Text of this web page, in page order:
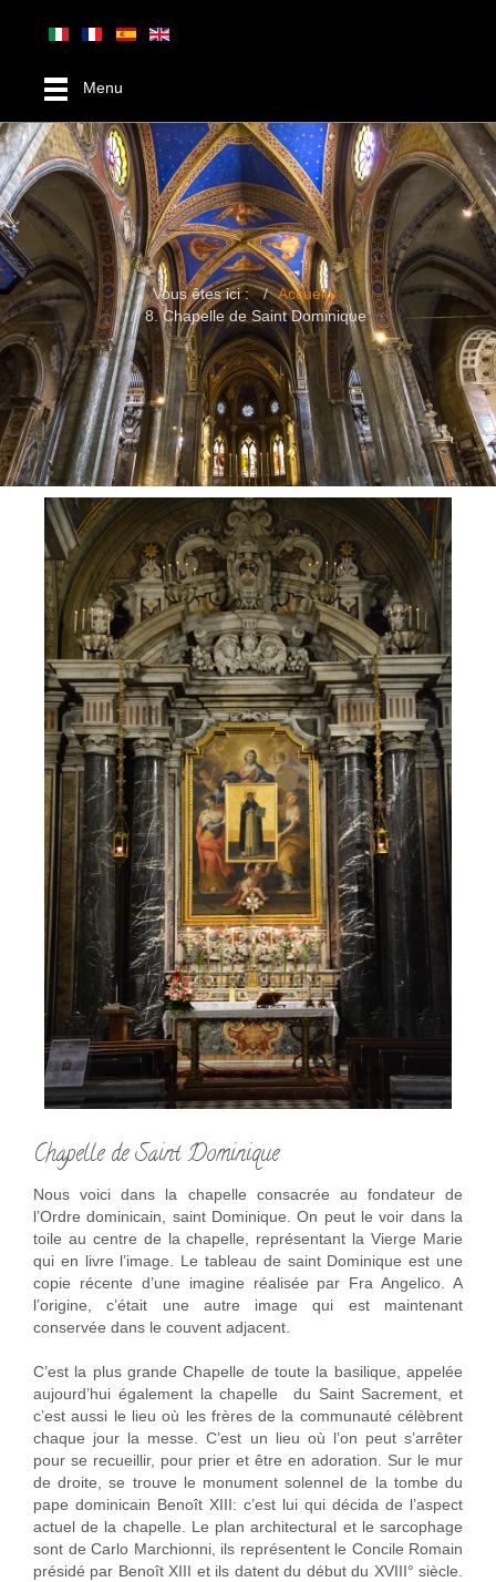
Menu
Vous êtes ici :
Accueil
8. Chapelle de Saint Dominique
Chapelle de Saint Dominique
Nous voici dans la chapelle consacrée au fondateur de
l’Ordre dominicain, saint Dominique. On peut le voir dans la
toile au centre de la chapelle, représentant la Vierge Marie
qui en livre l’image. Le tableau de saint Dominique est une
copie récente d’une imagine réalisée par Fra Angelico. A
l’origine, c’était une autre image qui est maintenant
conservée dans le couvent adjacent.
C’est la plus grande Chapelle de toute la basilique, appelée
aujourd’hui également la chapelle du Saint Sacrement, et
c’est aussi le lieu où les frères de la communauté célèbrent
chaque jour la messe. C’est un lieu où l’on peut s’arrêter
pour se recueillir, pour prier et être en adoration. Sur le mur
de droite, se trouve le monument solennel de la tombe du
pape dominicain Benoît XIII: c’est lui qui décida de l’aspect
actuel de la chapelle. Le plan architectural et le sarcophage
sont de Carlo Marchionni, ils représentent le Concile Romain
présidé par Benoît XIII et ils datent du début du XVIII° siècle.